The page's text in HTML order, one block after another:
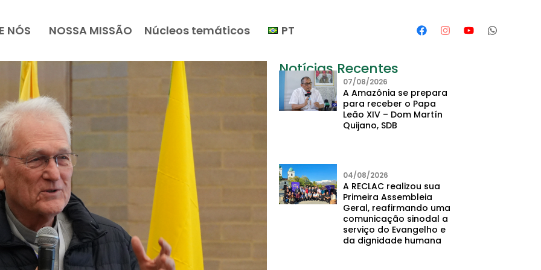
NÓS NOSSA MISSÃO Núcleos temáticos PT
Notícias Recentes
07/08/2026
A Amazônia se prepara
para receber o Papa
Leão XIV – Dom Martín
Quijano, SDB
04/08/2026
A RECLAC realizou sua
Primeira Assembleia
Geral, reafirmando uma
comunicação sinodal a
serviço do Evangelho e
da dignidade humana